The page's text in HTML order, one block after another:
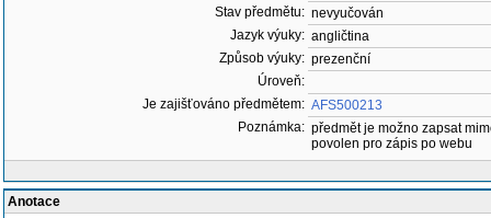
Stav předmětu: nevyučován
Jazyk výuky: angličtina
Způsob výuky: prezenční
Úroveň:
Je zajišťováno předmětem: AFS500213
Poznámka: předmět je možno zapsat
povolen pro zápis po webu
Anotace